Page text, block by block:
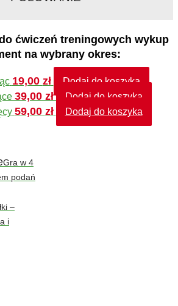
ćwiczeń treningowych wykup
na wybrany okres:
19,00 zł Dodaj do koszyka
39,00 zł Dodaj do koszyka
59,00 zł Dodaj do koszyka
Gra w 4
podań
–
i